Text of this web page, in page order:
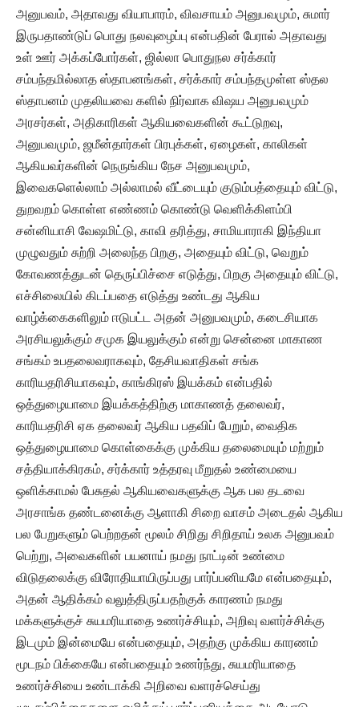
அனுபவம், அதாவது வியாபாரம், விவசாயம் அனுபவமும், சுமார்
இருபதாண்டுப் பொது நலவுழைப்பு என்பதின் பேரால் அதாவது
உள் ஊர் அக்கப்போர்கள், ஜில்லா பொதுநல சர்க்கார்
சம்பந்தமில்லாத ஸ்தாபனங்கள், சர்க்கார் சம்பந்தமுள்ள ஸ்தல
ஸ்தாபனம் முதலியவை களில் நிர்வாக விஷய அனுபவமும்
அரசர்கள், அதிகாரிகள் ஆகியவைகளின் கூட்டுறவு,
அனுபவமும், ஜமீன்தார்கள் பிரபுக்கள், ஏழைகள், காலிகள்
ஆகியவர்களின் நெருங்கிய நேச அனுபவமும்,
இவைகளெல்லாம் அல்லாமல் வீட்டையும் குடும்பத்தையும் விட்டு,
துறவறம் கொள்ள எண்ணம் கொண்டு வெளிக்கிளம்பி
சன்னியாசி வேஷமிட்டு, காவி தரித்து, சாமியாராகி இந்தியா
முழுவதும் சுற்றி அலைந்த பிறகு, அதையும் விட்டு, வெறும்
கோவணத்துடன் தெருப்பிச்சை எடுத்து, பிறகு அதையும் விட்டு,
எச்சிலையில் கிடப்பதை எடுத்து உண்டது ஆகிய
வாழ்க்கைகளிலும் ஈடுபட்ட அதன் அனுபவமும், கடைசியாக
அரசியலுக்கும் சமுக இயலுக்கும் என்று சென்னை மாகாண
சங்கம் உபதலைவராகவும், தேசியவாதிகள் சங்க
காரியதரிசியாகவும், காங்கிரஸ் இயக்கம் என்பதில்
ஒத்துழையாமை இயக்கத்திற்கு மாகாணத் தலைவர்,
காரியதரிசி ஏக தலைவர் ஆகிய பதவிப் பேறும், வைதிக
ஒத்துழையாமை கொள்கைக்கு முக்கிய தலைமையும் மற்றும்
சத்தியாக்கிரகம், சர்க்கார் உத்தரவு மீறுதல் உண்மையை
ஒளிக்காமல் பேசுதல் ஆகியவைகளுக்கு ஆக பல தடவை
அரசாங்க தண்டனைக்கு ஆளாகி சிறை வாசம் அடைதல் ஆகிய
பல பேறுகளும் பெற்றதன் மூலம் சிறிது சிறிதாய் உலக அனுபவம்
பெற்று, அவைகளின் பயனாய் நமது நாட்டின் உண்மை
விடுதலைக்கு விரோதியாயிருப்பது பார்ப்பனியமே என்பதையும்,
அதன் ஆதிக்கம் வலுத்திருப்பதற்குக் காரணம் நமது
மக்களுக்குச் சுயமரியாதை உணர்ச்சியும், அறிவு வளர்ச்சிக்கு
இடமும் இன்மையே என்பதையும், அதற்கு முக்கிய காரணம்
மூடநம் பிக்கையே என்பதையும் உணர்ந்து, சுயமரியாதை
உணர்ச்சியை உண்டாக்கி அறிவை வளரச்செய்து